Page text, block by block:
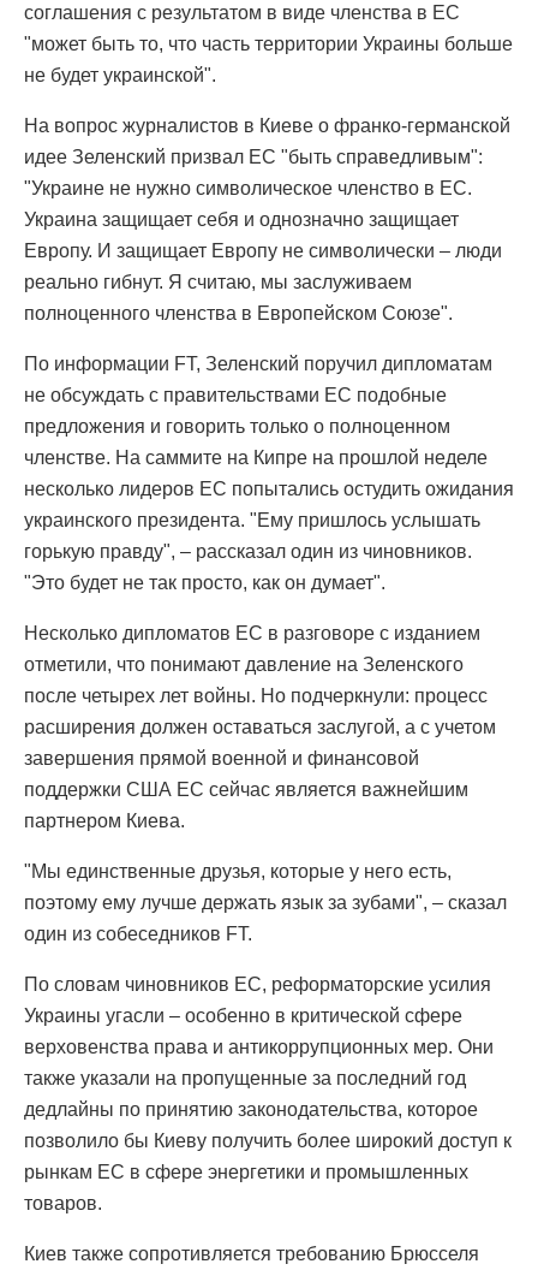
соглашения с результатом в виде членства в ЕС
"может быть то, что часть территории Украины больше
не будет украинской".
На вопрос журналистов в Киеве о франко-германской
идее Зеленский призвал ЕС "быть справедливым":
"Украине не нужно символическое членство в ЕС.
Украина защищает себя и однозначно защищает
Европу. И защищает Европу не символически – люди
реально гибнут. Я считаю, мы заслуживаем
полноценного членства в Европейском Союзе".
По информации FT, Зеленский поручил дипломатам
не обсуждать с правительствами ЕС подобные
предложения и говорить только о полноценном
членстве. На саммите на Кипре на прошлой неделе
несколько лидеров ЕС попытались остудить ожидания
украинского президента. "Ему пришлось услышать
горькую правду", – рассказал один из чиновников.
"Это будет не так просто, как он думает".
Несколько дипломатов ЕС в разговоре с изданием
отметили, что понимают давление на Зеленского
после четырех лет войны. Но подчеркнули: процесс
расширения должен оставаться заслугой, а с учетом
завершения прямой военной и финансовой
поддержки США ЕС сейчас является важнейшим
партнером Киева.
"Мы единственные друзья, которые у него есть,
поэтому ему лучше держать язык за зубами", – сказал
один из собеседников FT.
По словам чиновников ЕС, реформаторские усилия
Украины угасли – особенно в критической сфере
верховенства права и антикоррупционных мер. Они
также указали на пропущенные за последний год
дедлайны по принятию законодательства, которое
позволило бы Киеву получить более широкий доступ к
рынкам ЕС в сфере энергетики и промышленных
товаров.
Киев также сопротивляется требованию Брюсселя